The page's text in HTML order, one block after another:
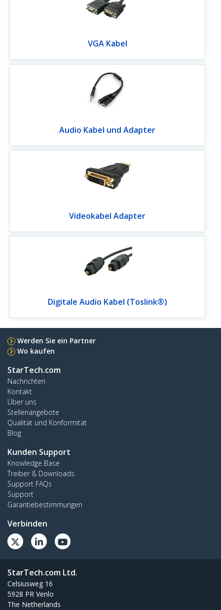
VGA Kabel
Audio Kabel und Adapter
Videokabel Adapter
Digitale Audio Kabel (Toslink®)
Werden Sie ein Partner
Wo kaufen
StarTech.com
Nachrichten
Kontakt
Über uns
Stellenangebote
Qualität und Konformität
Blog
Kunden Support
Knowledge Base
Treiber & Downloads
Support FAQs
Support
Garantiebestimmungen
Verbinden
StarTech.com Ltd.
Celsiusweg 16
5928 PR Venlo
The Netherlands